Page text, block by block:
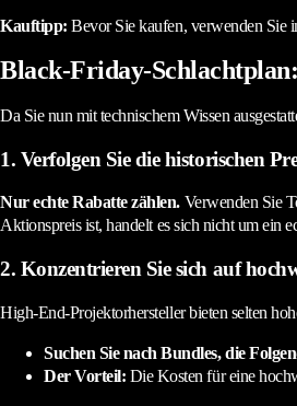
Kauftipp: Bevor Sie kaufen, verwenden Sie
Black-Friday-
Da Sie nun mit technischem Wissen
1. Verfolgen Sie die historischen
Nur echte Rabatte zählen. Verwenden Sie
Aktionspreis ist, handelt es sich nicht um ein
2. Konzentrieren Sie sich auf
High-End-Projektorhersteller bieten selten
Suchen Sie nach Bundles, die
Der Vorteil: Die Kosten für eine